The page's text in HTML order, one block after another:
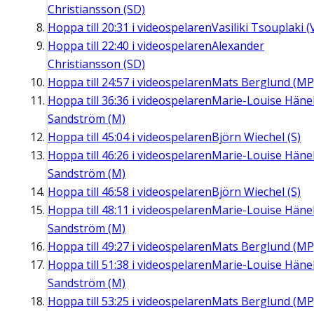
Christiansson (SD)
Hoppa till 20:31 i videospelarenVasiliki Tsouplaki
Hoppa till 22:40 i videospelarenAlexander
Christiansson (SD)
Hoppa till 24:57 i videospelarenMats Berglund
Hoppa till 36:36 i videospelarenMarie-Louise
Sandström (M)
Hoppa till 45:04i videospelarenBjörn Wiechel (S)
Hoppa till 46:26 i videospelarenMarie-Louise
Sandström (M)
Hoppa till 46:58 i videospelarenBjörn Wiechel (S)
Hoppa till 48:11 i videospelarenMarie-Louise
Sandström (M)
Hoppa till 49:27 i videospelarenMats Berglund
Hoppa till 51:38 i videospelarenMarie-Louise
Sandström (M)
Hoppa till 53:25 i videospelarenMats Berglund